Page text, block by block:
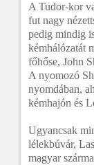
A Tudor-kor
fut nagy
pedig mindig
kémhálózatát
főhőse, John
A nyomozó
nyomdában,
kémhajón és
Ugyancsak
lélekbúvár,
magyar